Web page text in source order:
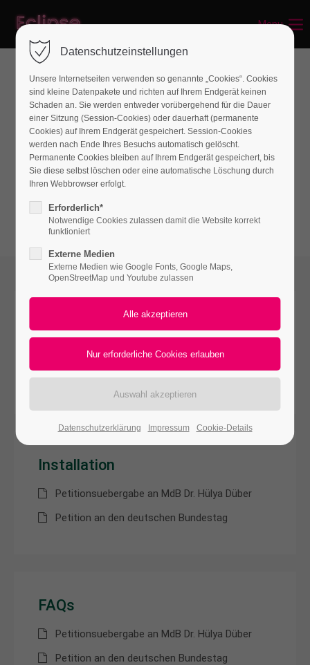
Login
Benutzername
Passwort
Register | Lost your password?
Support
Mon - Fri 8:00am - 5:00pm(GMT +1)
Get in touch
Cybersteel Inc.
376-293 City Road, Suite 600
info@yourdomain.com
About us
Menu
Wiki
Lorem ipsum dolor sit amet, consectetuer
adipiscing elit. Aenean commodo ligula eget
dolor. Aenean massa.
Petitionsuebergabe an MdB Dr. Hülya Düber
Petition an den deutschen Bundestag
Installation
Petitionsuebergabe an MdB Dr. Hülya Düber
Petition an den deutschen Bundestag
FAQs
Petitionsuebergabe an MdB Dr. Hülya Düber
Petition an den deutschen Bundestag
Datenschutzeinstellungen
Unsere Internetseiten verwenden so genannte „Cookies“. Cookies
sind kleine Datenpakete und richten auf Ihrem Endgerät keinen
Schaden an. Sie werden entweder vorübergehend für die Dauer
einer Sitzung (Session-Cookies) oder dauerhaft (permanente
Cookies) auf Ihrem Endgerät gespeichert. Session-Cookies
werden nach Ende Ihres Besuchs automatisch gelöscht.
Permanente Cookies bleiben auf Ihrem Endgerät gespeichert, bis
Sie diese selbst löschen oder eine automatische Löschung durch
Ihren Webbrowser erfolgt.
Erforderlich*
Notwendige Cookies zulassen damit die Website korrekt
funktioniert
Externe Medien
Externe Medien wie Google Fonts, Google Maps,
OpenStreetMap und Youtube zulassen
Datenschutzerklärung Impressum Cookie-Details